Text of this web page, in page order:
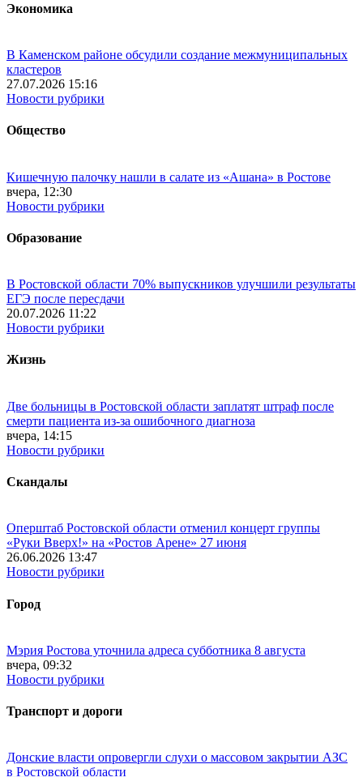
Экономика
В Каменском районе обсудили создание межмуниципальных
кластеров
27.07.2026 15:16
Новости рубрики
Общество
Кишечную палочку нашли в салате из «Ашана» в Ростове
вчера, 12:30
Новости рубрики
Образование
В Ростовской области 70% выпускников улучшили результаты
ЕГЭ после пересдачи
20.07.2026 11:22
Новости рубрики
Жизнь
Две больницы в Ростовской области заплатят штраф после
смерти пациента из-за ошибочного диагноза
вчера, 14:15
Новости рубрики
Скандалы
Оперштаб Ростовской области отменил концерт группы
«Руки Вверх!» на «Ростов Арене» 27 июня
26.06.2026 13:47
Новости рубрики
Город
Мэрия Ростова уточнила адреса субботника 8 августа
вчера, 09:32
Новости рубрики
Транспорт и дороги
Донские власти опровергли слухи о массовом закрытии АЗС
в Ростовской области